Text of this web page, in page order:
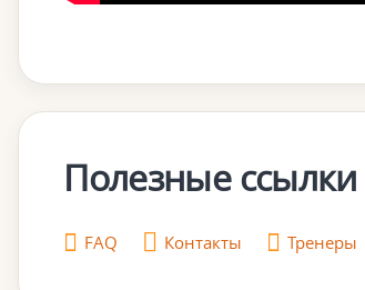
Полезные ссылки
FAQ Контакты Тренеры